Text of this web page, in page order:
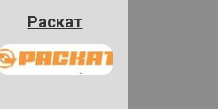
Раскат